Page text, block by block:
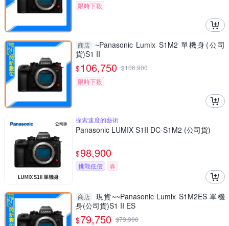
限時下殺
商店
~Panasonic Lumix S1M2 單機身(公司
貨)S1 II
$106,750 $106,900
限時下殺
探索速度的藝術
Panasonic LUMIX S1II DC-S1M2 (公司貨)
$98,900
挑戰低價 券
商店
現貨~~Panasonic Lumix S1M2ES 單機
身(公司貨)S1 II ES
$79,750 $79,900